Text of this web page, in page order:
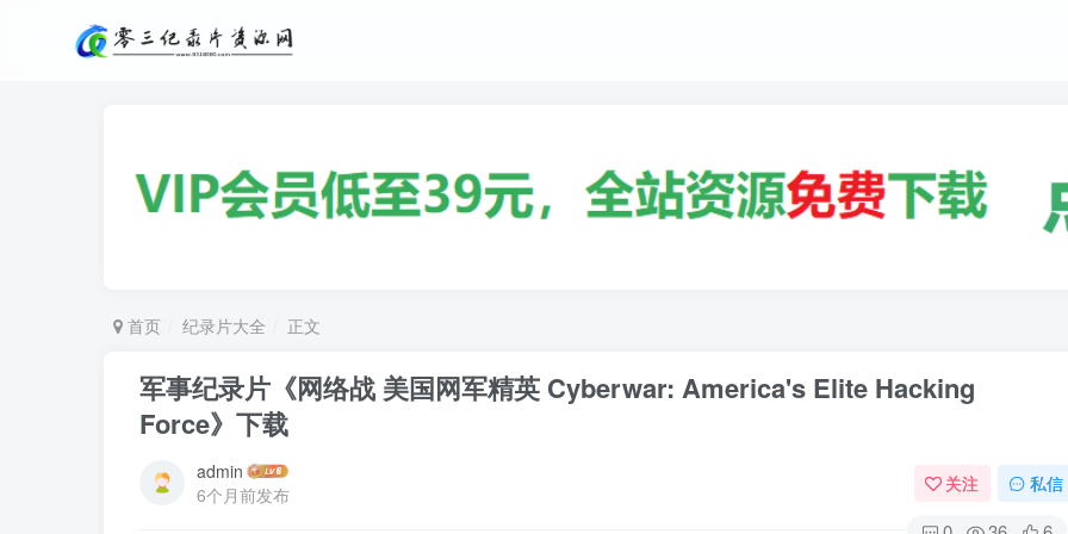
首页 纪录片大全 正文
军事纪录片《网络战 美国网军精英 Cyberwar: America's Elite Hacking
Force》下载
admin
6个月前发布
关注 私信